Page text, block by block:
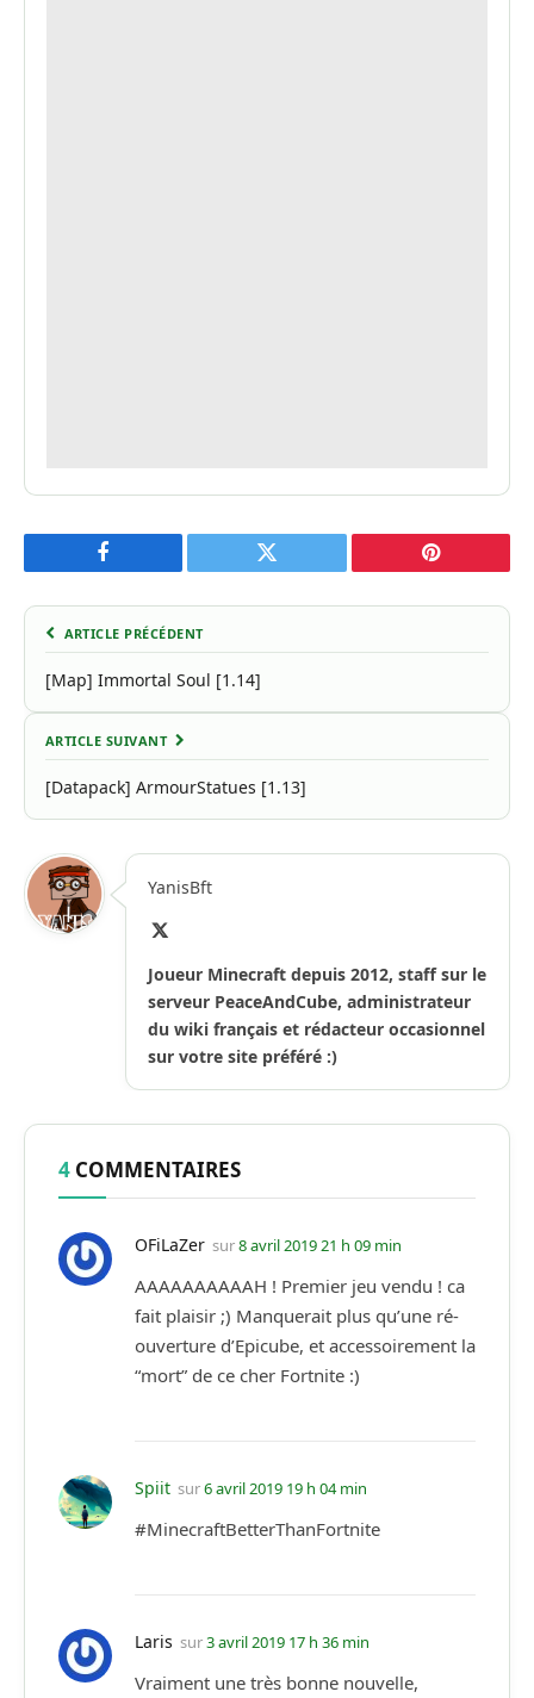
Facebook Twitter Pinterest
ARTICLE PRÉCÉDENT
[Map] Immortal Soul [1.14]
ARTICLE SUIVANT
[Datapack] ArmourStatues [1.13]
YanisBft
X
Joueur Minecraft depuis 2012, staff sur le
serveur PeaceAndCube, administrateur
du wiki français et rédacteur occasionnel
sur votre site préféré :)
4 COMMENTAIRES
OFiLaZer sur8 avril 2019 21 h 09 min
AAAAAAAAAAH ! Premier jeu vendu ! ca
fait plaisir ;) Manquerait plus qu’une ré-
ouverture d’Epicube, et accessoirement la
“mort” de ce cher Fortnite :)
Spiit sur6 avril 2019 19 h 04 min
#MinecraftBetterThanFortnite
Laris sur3 avril 2019 17 h 36 min
Vraiment une très bonne nouvelle,